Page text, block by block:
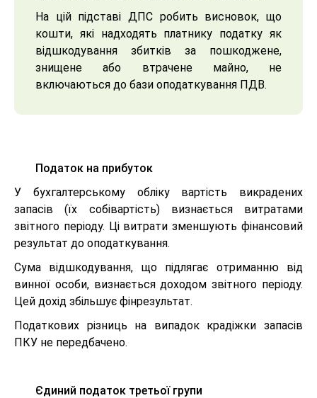
На цій підставі ДПС робить висновок, що
кошти, які надходять платнику податку як
відшкодування збитків за пошкоджене,
знищене або втрачене майно, не
включаються до бази оподаткування ПДВ.
Податок на прибуток
У бухгалтерському обліку вартість викрадених
запасів (їх собівартість) визнається витратами
звітного періоду. Ці витрати зменшують фінансовий
результат до оподаткування.
Сума відшкодування, що підлягає отриманню від
винної особи, визнається доходом звітного періоду.
Цей дохід збільшує фінрезультат.
Податкових різниць на випадок крадіжки запасів
ПКУ не передбачено.
Єдиний податок третьої групи